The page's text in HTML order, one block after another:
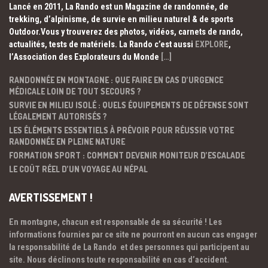
Lancé en 2011, La Rando est un Magazine de randonnée, de
trekking, d’alpinisme, de survie en milieu naturel & de sports
Outdoor.Vous y trouverez des photos, vidéos, carnets de rando,
actualités, tests de matériels. La Rando c’est aussi EXPLORE,
l’Association des Explorateurs du Monde […]
RANDONNÉE EN MONTAGNE : QUE FAIRE EN CAS D’URGENCE
MÉDICALE LOIN DE TOUT SECOURS ?
SURVIE EN MILIEU ISOLÉ : QUELS ÉQUIPEMENTS DE DÉFENSE SONT
LÉGALEMENT AUTORISÉS ?
LES ÉLÉMENTS ESSENTIELS À PRÉVOIR POUR RÉUSSIR VOTRE
RANDONNÉE EN PLEINE NATURE
FORMATION SPORT : COMMENT DEVENIR MONITEUR D’ESCALADE
LE COÛT RÉEL D’UN VOYAGE AU NÉPAL
AVERTISSEMENT !
En montagne, chacun est responsable de sa sécurité ! Les
informations fournies par ce site ne pourront en aucun cas engager
la responsabilité de La Rando et des personnes qui participent au
site. Nous déclinons toute responsabilité en cas d’accident.